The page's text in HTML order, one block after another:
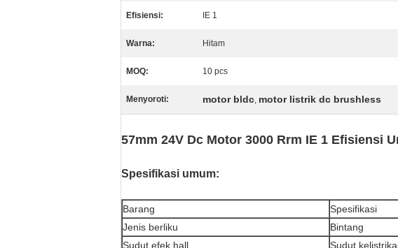
Efisiensi: IE 1
Warna: Hitam
MOQ: 10 pcs
Menyoroti: motor bldc, motor listrik dc brushless
57mm 24V Dc Motor 3000 Rrm IE 1 Efisiensi
Spesifikasi umum:
Barang
Spesifikasi
Jenis berliku
Bintang
Sudut efek hall
Sudut